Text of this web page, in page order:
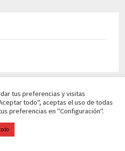
WordPress
tus preferencias y visitas
todo", aceptas el uso de todas
preferencias en "Configuración".